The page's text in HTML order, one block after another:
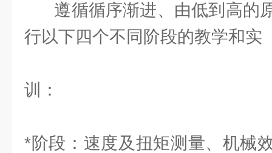
遵循循序渐进、由低到高的
行以下四个不同阶段的教学和实
训：
*阶段：速度及扭矩测量、机械